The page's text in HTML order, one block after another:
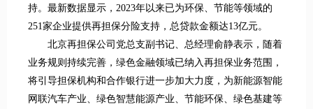
持。最新数据显示，2023年以来已为环保、节能等领域的
251家企业提供再担保分险支持，总贷款金额达13亿元。
北京再担保公司党总支副书记、总经理俞静表示，随着
业务规则持续完善，绿色金融领域已纳入再担保业务范围，
将引导担保机构和合作银行进一步加大力度，为新能源智能
网联汽车产业、绿色智慧能源产业、节能环保、绿色基建等